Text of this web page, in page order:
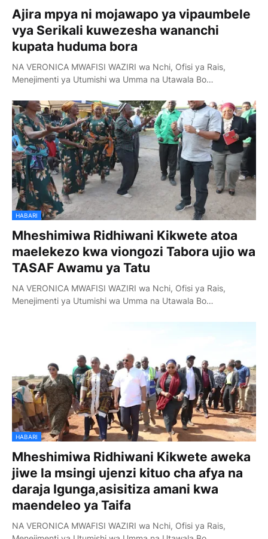
Ajira mpya ni mojawapo ya vipaumbele
vya Serikali kuwezesha wananchi
kupata huduma bora
NA VERONICA MWAFISI WAZIRI wa Nchi, Ofisi ya Rais,
Menejimenti ya Utumishi wa Umma na Utawala Bo…
HABARI
Mheshimiwa Ridhiwani Kikwete atoa
maelekezo kwa viongozi Tabora ujio wa
TASAF Awamu ya Tatu
NA VERONICA MWAFISI WAZIRI wa Nchi, Ofisi ya Rais,
Menejimenti ya Utumishi wa Umma na Utawala Bo…
HABARI
Mheshimiwa Ridhiwani Kikwete aweka
jiwe la msingi ujenzi kituo cha afya na
daraja Igunga,asisitiza amani kwa
maendeleo ya Taifa
NA VERONICA MWAFISI WAZIRI wa Nchi, Ofisi ya Rais,